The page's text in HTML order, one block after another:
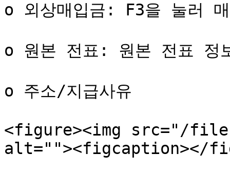
o 외상매입금: F3을 눌러
o 원본 전표: 원본 전표 정
o 주소/지급사유
<figure><img src="/files/
alt=""><figcaption></